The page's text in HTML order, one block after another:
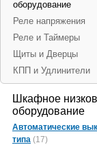
оборудование
Реле напряжения
Реле и Таймеры
Щиты и Дверцы
КПП и Удлинители
Шкафное
оборудование
Автоматические
типа (17)